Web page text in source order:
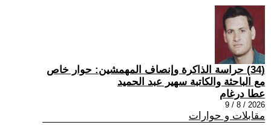
(34) حراسة الذاكرة وإنصاف المهمشين: حوار خاص
مع الباحثة والكاتبة سهير عبد الحميد
عطا درغام
2026 / 8 / 9
مقابلات و حوارات